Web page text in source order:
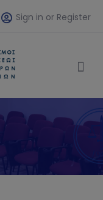
Sign in or Register